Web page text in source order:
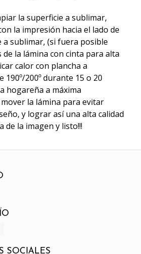
la superficie a sublimar,
la impresión hacia el lado de
a sublimar, (si fuera posible
la lámina con cinta para alta
calor con plancha a
200º durante 15 o 20
hogareña a máxima
la lámina para evitar
y lograr así una alta calidad
de la imagen y listo!!!
SOCIALES